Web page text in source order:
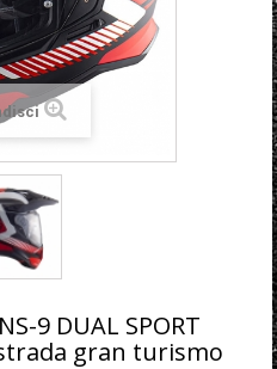
9 DUAL SPORT
gran turismo